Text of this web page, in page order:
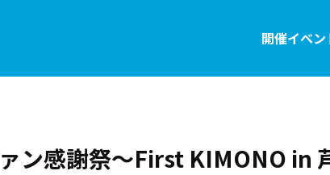
開催イベン
ン感謝祭～First KIMONO in